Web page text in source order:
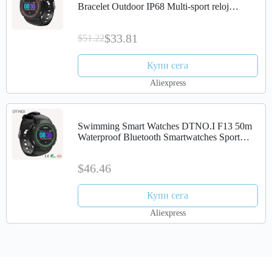
Bracelet Outdoor IP68 Multi-sport reloj
$51.22$33.81
Купи сега
Aliexpress
Swimming Smart Watches DTNO.I F13 50m
Waterproof Bluetooth Smartwatches Sport
$46.46
Купи сега
Aliexpress